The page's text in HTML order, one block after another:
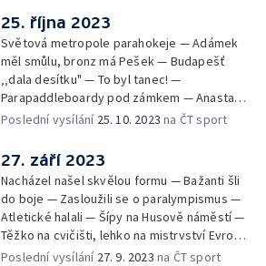
25. října 2023
Světová metropole parahokeje — Adámek
měl smůlu, bronz má Pešek — Budapešť
‚‚dala desítku" — To byl tanec! —
Parapaddleboardy pod zámkem — Anastasja
chce do Pažíže — Parastřípky
Poslední vysílání 25. 10. 2023 na ČT sport
27. září 2023
Nacházel našel skvělou formu — Bažanti šli
do boje — Zasloužili se o paralympismus —
Atletické halali — Šípy na Husově náměstí —
Těžko na cvičišti, lehko na mistrvství Evropy
— Parastřípky
Poslední vysílání 27. 9. 2023 na ČT sport